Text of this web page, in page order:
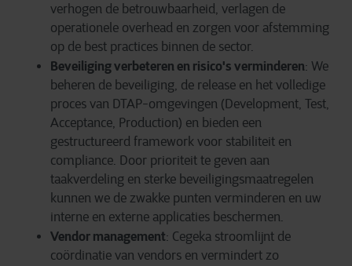
verhogen de betrouwbaarheid, verlagen de
operationele overhead en zorgen voor afstemming
op de best practices binnen de sector.
Beveiliging verbeteren en risico's verminderen: We
beheren de beveiliging, de release en het volledige
proces van DTAP-omgevingen (Development, Test,
Acceptance, Production) en bieden een
gestructureerd framework voor stabiliteit en
compliance. Door prioriteit te geven aan
taakverdeling en sterke beveiligingsmaatregelen
kunnen we de zwakke punten verminderen en uw
interne en externe applicaties beschermen.
Vendor management: Cegeka stroomlijnt de
coördinatie van vendors en vermindert zo